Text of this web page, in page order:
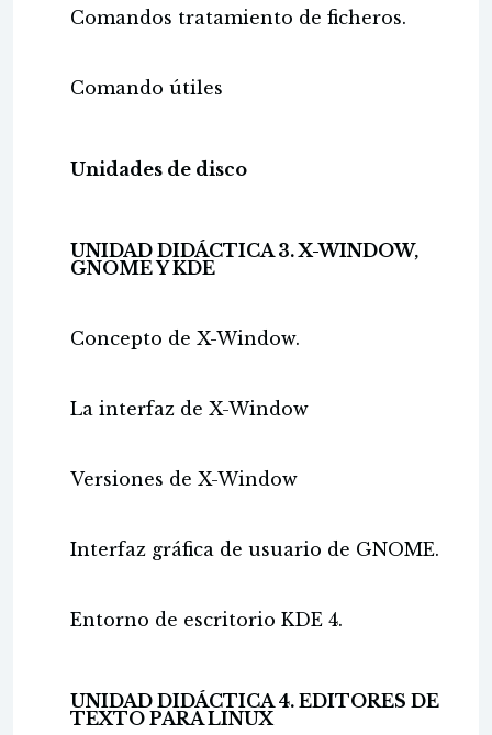
Comandos tratamiento de ficheros.
Comando útiles
Unidades de disco
UNIDAD DIDÁCTICA 3. X-WINDOW,
GNOME Y KDE
Concepto de X-Window.
La interfaz de X-Window
Versiones de X-Window
Interfaz gráfica de usuario de GNOME.
Entorno de escritorio KDE 4.
UNIDAD DIDÁCTICA 4. EDITORES DE
TEXTO PARA LINUX